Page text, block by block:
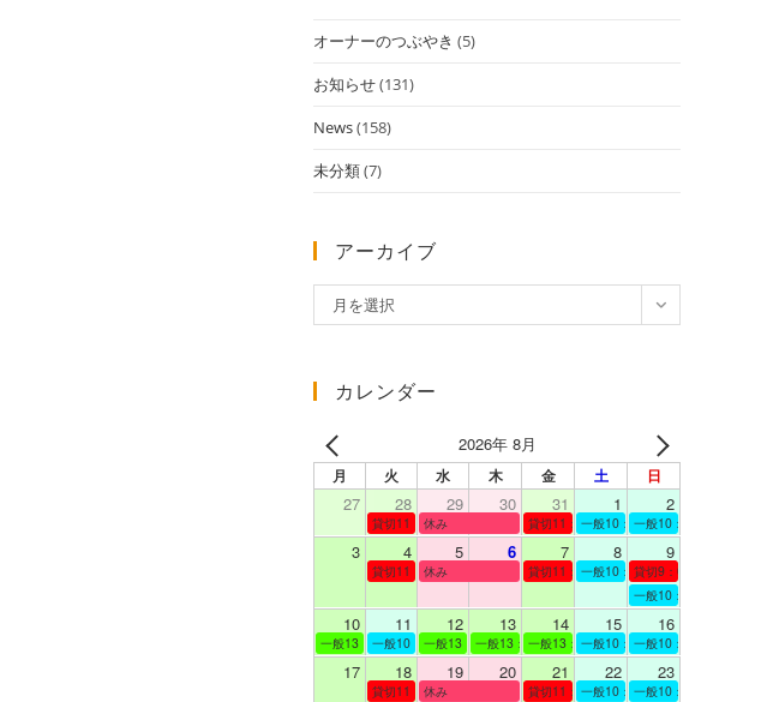
オーナーのつぶやき (5)
お知らせ(131)
News(158)
未分類(7)
アーカイブ
ー
イ
月を選択
カレンダー
2026年 8月
月 火 水 木 金 土 日
27 28 29 30 31 1 2
貸切11：00～12：00
休み 貸切11：00～12：00
一般10：00～19：00一般10：00～19：00
3 4 5 6 7 8 9
貸切11：00～12：00
休み 貸切11：00～12：00
一般10：00～19：00
貸切9：00～10：00
一般10：00～19：00
10 11 12 13 14 15 16
一般13：00～19：00
一般10：00～19：00
一般13：00～19：00
一般13：00～19：00
一般13：00～19：00
一般10：00～19：00一般10：00～19：00
17 18 19 20 21 22 23
貸切11：00～12：00
休み 貸切11：00～13：00
一般10：00～19：00一般10：00～19：00